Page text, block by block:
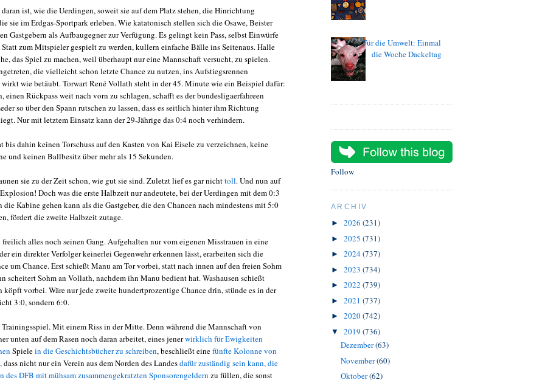
daran ist, wie die Uerdingen, soweit sie auf dem Platz stehen, die Hinrichtung
sie im Erdgas-Sportpark erleben. Wie katatonisch stellen sich die Osawe, Beister
Gastgebern als Aufbaugegner zur Verfügung. Es gelingt kein Pass, selbst Einwürfe
Statt zum Mitspieler gespielt zu werden, kullern einfache Bälle ins Seitenaus. Halle
das Spiel zu machen, weil überhaupt nur eine Mannschaft versucht, zu spielen.
die vielleicht schon letzte Chance zu nutzen, ins Aufstiegsrennen
wie betäubt. Torwart René Vollath steht in der 45. Minute wie ein Beispiel dafür:
einen Rückpass weit nach vorn zu schlagen, schafft es der bundesligaerfahreen
so über den Spann rutschen zu lassen, dass es seitlich hinter ihm Richtung
Nur mit letztem Einsatz kann der 29-Jährige das 0:4 noch verhindern.
bis dahin keinen Torschuss auf den Kasten von Kai Eisele zu verzeichnen, keine
und keinen Ballbesitz über mehr als 15 Sekunden.
sie zu der Zeit schon, wie gut sie sind. Zuletzt lief es gar nichttoll. Und nun auf
Doch was die erste Halbzeit nur andeutete, bei der Uerdingen mit dem 0:3
die Kabine gehen kann als die Gastgeber, die den Chancen nach mindestens mit 5:0
fördert die zweite Halbzeit zutage.
freilich alles noch seinen Gang. Aufgehalten nur vom eigenen Misstrauen in eine
ein direkter Verfolger keinerlei Gegenwehr erkennen lässt, erarbeiten sich die
um Chance. Erst schießt Manu am Tor vorbei, statt nach innen auf den freien Sohm
scheitert Sohm an Vollath, nachdem ihn Manu bedient hat. Washausen schießt
köpft vorbei. Wäre nur jede zweite hundertprozentige Chance drin, stünde es in der
3:0, sondern 6:0.
Mit einem Riss in der Mitte. Denn während die Mannschaft von
unten auf dem Rasen noch daran arbeitet, eines jenerwirklich für Ewigkeiten
Spielein die Geschichtsbücher zu schreiben, beschließt einefünfte Kolonne von
dass nicht nur ein Verein aus dem Norden des Landesdafür zuständig sein kann, die
des DFB mit mühsam zusammengekratzten Sponsorengeldern zu füllen, die sonst
Für die Umwelt: Einmal
die Woche Dackeltag
Follow
ARCHIV
► 2026 (231)
► 2025 (731)
► 2024(737)
► 2023 (734)
► 2022 (739)
► 2021 (737)
► 2020(742)
▼ 2019 (736)
Dezember(63)
November(60)
Oktober(62)